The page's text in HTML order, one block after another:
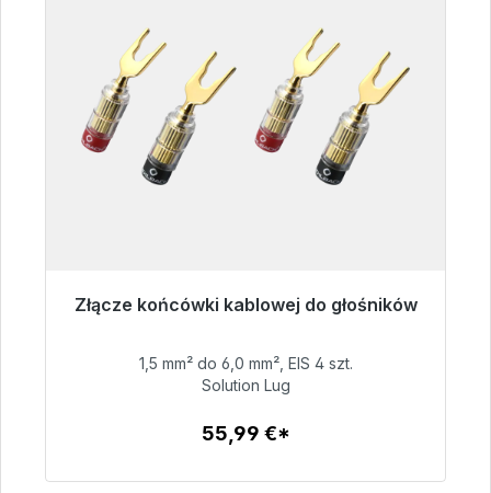
Złącze końcówki kablowej do głośników
Gotowy do natychmiastowej wysyłki, czas
55,99 €
1,5 mm² do 6,0 mm², EIS 4 szt.
Solution Lug
55,99 €*